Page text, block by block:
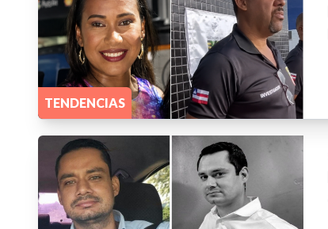
TENDENCIAS